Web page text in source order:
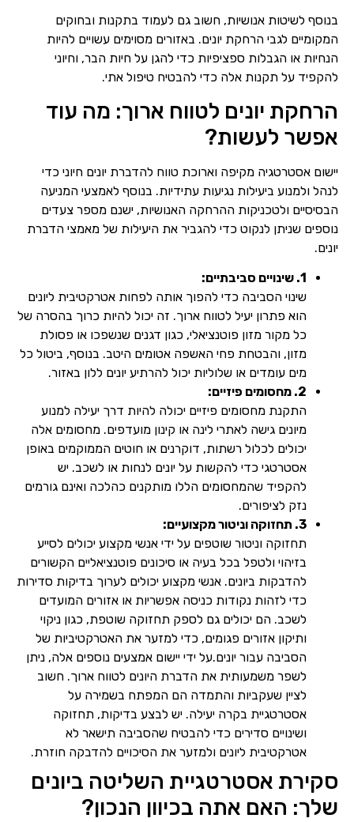
בנוסף לשיטות אנושיות, חשוב גם לעמוד בתקנות ובחוקים
המקומיים לגבי הרחקת יונים. באזורים מסוימים עשויים להיות
הנחיות או הגבלות ספציפיות כדי להגן על חיות הבר, וחיוני
להקפיד על תקנות אלה כדי להבטיח טיפול אתי.
הרחקת יונים לטווח ארוך: מה עוד
אפשר לעשות?
יישום אסטרטגיה מקיפה וארוכת טווח להדברת יונים חיוני כדי
לנהל ולמנוע ביעילות נגיעות עתידיות. בנוסף לאמצעי המניעה
הבסיסיים ולטכניקות ההרחקה האנושיות, ישנם מספר צעדים
נוספים שניתן לנקוט כדי להגביר את היעילות של מאמצי הדברת
יונים.
1. שינויים סביבתיים:
שינוי הסביבה כדי להפוך אותה לפחות אטרקטיבית ליונים
הוא פתרון יעיל לטווח ארוך. זה יכול להיות כרוך בהסרה של
כל מקור מזון פוטנציאלי, כגון דגנים שנשפכו או פסולת
מזון, והבטחת פחי האשפה אטומים היטב. בנוסף, ביטול כל
מים עומדים או שלוליות יכול להרתיע יונים ללון באזור.
2. מחסומים פיזיים:
התקנת מחסומים פיזיים יכולה להיות דרך יעילה למנוע
מיונים גישה לאתרי לינה או קינון מועדפים. מחסומים אלה
יכולים לכלול רשתות, דוקרנים או חוטים הממוקמים באופן
אסטרטגי כדי להקשות על יונים לנחות או לשכב. יש
להקפיד שהמחסומים הללו מותקנים כהלכה ואינם גורמים
נזק לציפורים.
3. תחזוקה וניטור מקצועיים:
תחזוקה וניטור שוטפים על ידי אנשי מקצוע יכולים לסייע
בזיהוי ולטפל בכל בעיה או סיכונים פוטנציאליים הקשורים
להדבקות ביונים. אנשי מקצוע יכולים לערוך בדיקות סדירות
כדי לזהות נקודות כניסה אפשריות או אזורים המועדים
לשכב. הם יכולים גם לספק תחזוקה שוטפת, כגון ניקוי
ותיקון אזורים פגומים, כדי למזער את האטרקטיביות של
הסביבה עבור יונים.על ידי יישום אמצעים נוספים אלה, ניתן
לשפר משמעותית את הדברת היונים לטווח ארוך. חשוב
לציין שעקביות והתמדה הם המפתח בשמירה על
אסטרטגיית בקרה יעילה. יש לבצע בדיקות, תחזוקה
ושינויים סדירים כדי להבטיח שהסביבה תישאר לא
אטרקטיבית ליונים ולמזער את הסיכויים להדבקה חוזרת.
סקירת אסטרטגיית השליטה ביונים
שלך: האם אתה בכיוון הנכון?